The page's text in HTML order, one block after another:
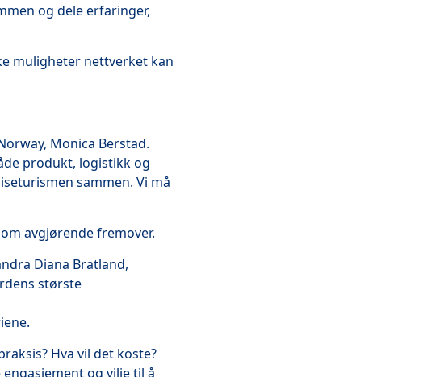
og dele erfaringer,
muligheter nettverket kan
Monica Berstad.
produkt, logistikk og
sammen. Vi må
avgjørende fremover.
Diana Bratland,
største
Hva vil det koste?
og vilje til å